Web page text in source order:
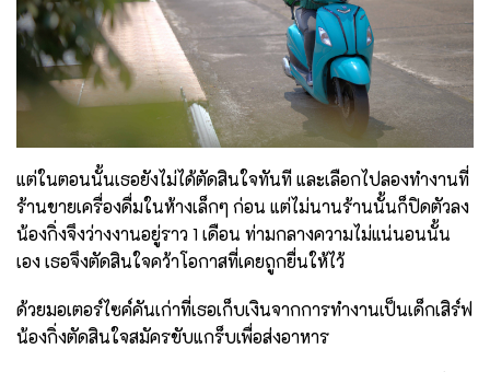
แต่ในตอนนั้นเธอยังไม่ได้ตัดสินใจทันที และเลือกไปลองทำงานที่
ร้านขายเครื่องดื่มในห้างเล็กๆ ก่อน แต่ไม่นานร้านนั้นก็ปิดตัวลง
น้องกิ่งจึงว่างงานอยู่ราว 1 เดือน ท่ามกลางความไม่แน่นอนนั้น
เอง เธอจึงตัดสินใจคว้าโอกาสที่เคยถูกยื่นให้ไว้
ด้วยมอเตอร์ไซค์คันเก่าที่เธอเก็บเงินจากการทำงานเป็นเด็กเสิร์ฟ
น้องกิ่งตัดสินใจสมัครขับแกร็บเพื่อส่งอาหาร